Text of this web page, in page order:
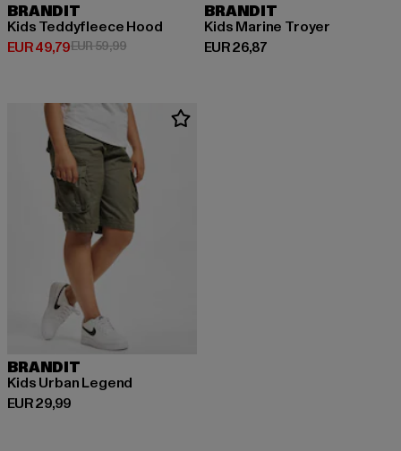
BRANDIT
Kids Teddyfleece Hood
EUR 49,79
Huidige prijs: EUR 49,79
EUR 59,99Actieprijs: EUR 59,99
BRANDIT
Kids Marine Troyer
EUR 26,87
Huidige prijs: EUR 26,87
BRANDIT
Kids Urban Legend
EUR 29,99
Huidige prijs: EUR 29,99